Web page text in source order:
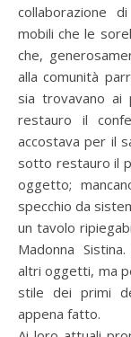
collaborazione
mobili che le
che,
alla comunità
sia trovavano ai
restauro il
accostava per il
sotto restauro il
oggetto;
specchio da
un tavolo
Madonna
altri oggetti, ma
stile dei primi
appena fatto.